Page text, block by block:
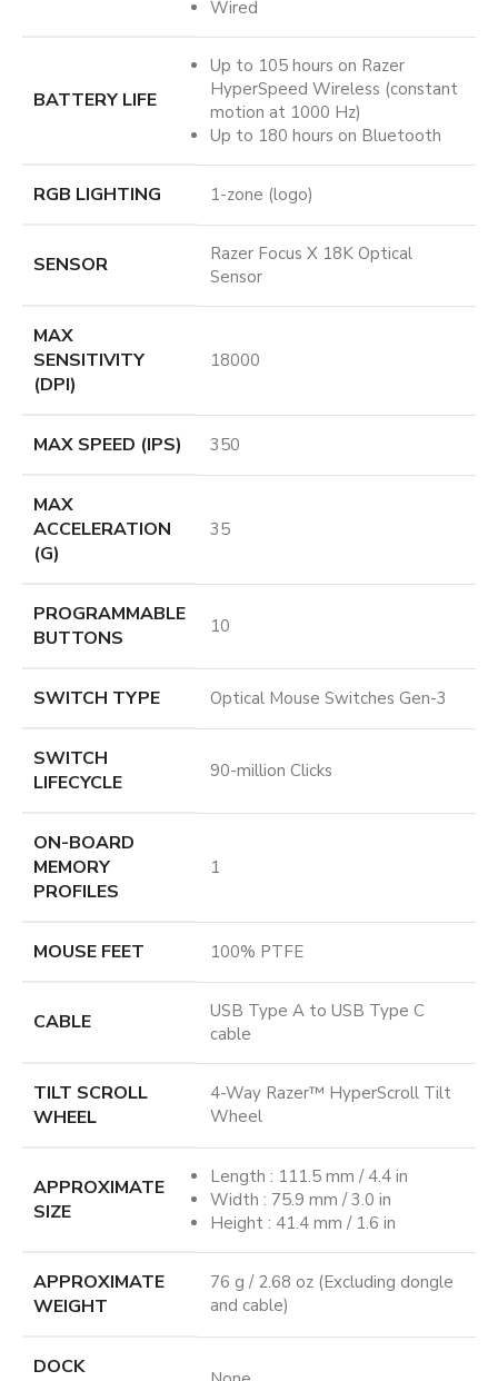
Wired
BATTERY LIFE
Up to 105 hours on Razer
HyperSpeed Wireless (constant
motion at 1000 Hz)
Up to 180 hours on Bluetooth
RGB LIGHTING 1-zone (logo)
SENSOR
Razer Focus X 18K Optical
Sensor
MAX
SENSITIVITY
(DPI)
18000
MAX SPEED (IPS) 350
MAX
ACCELERATION
(G)
35
PROGRAMMABLE
BUTTONS
10
SWITCH TYPE Optical Mouse Switches Gen-3
SWITCH
LIFECYCLE
90-million Clicks
ON-BOARD
MEMORY
PROFILES
1
MOUSE FEET 100% PTFE
CABLE
USB Type A to USB Type C
cable
TILT SCROLL
WHEEL
4-Way Razer™ HyperScroll Tilt
Wheel
APPROXIMATE
SIZE
Length : 111.5 mm / 4.4 in
Width : 75.9 mm / 3.0 in
Height : 41.4 mm / 1.6 in
APPROXIMATE
WEIGHT
76 g / 2.68 oz (Excluding dongle
and cable)
DOCK